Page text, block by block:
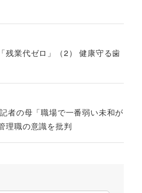
残業代ゼロ」（2） 健康守る歯
者の母「職場で一番弱い未和が
理職の意識を批判